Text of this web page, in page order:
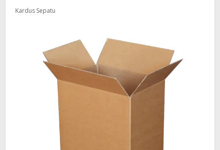
Kardus Sepatu